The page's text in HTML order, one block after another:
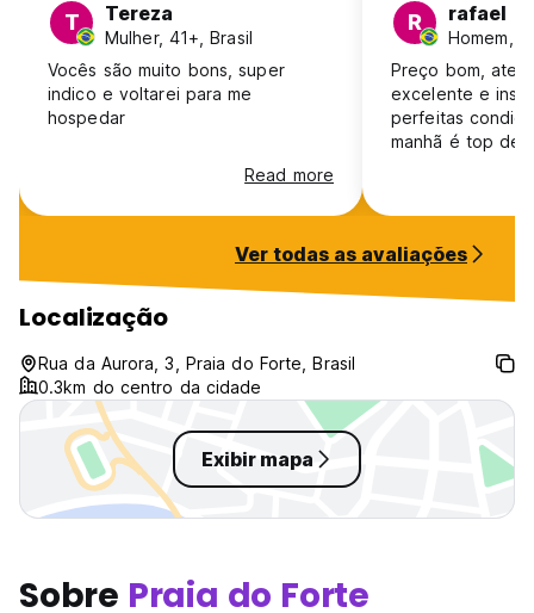
T Tereza
Mulher, 41+, Brasil
Vocês são muito bons, super
indico e voltarei para me
hospedar
Read more
R rafael
Homem,
Preço bom,
excelente e
perfeitas
manhã é top
está de
Ver todas as avaliações
Localização
Rua da Aurora, 3, Praia do Forte, Brasil
0.3km do centro da cidade
Exibir mapa
Sobre Praia do Forte